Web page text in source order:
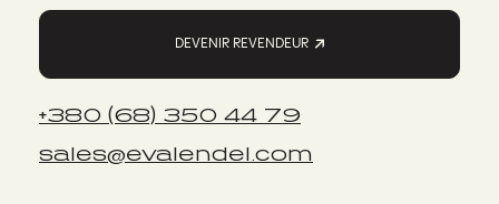
DEVENIR REVENDEUR
+380 (68) 350 44 79
sales@evalendel.com